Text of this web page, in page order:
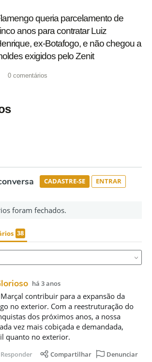
queria parcelamento de
anos para contratar Luiz
ex-Botafogo, e não chegou a
exigidos pelo Zenit
0 comentários